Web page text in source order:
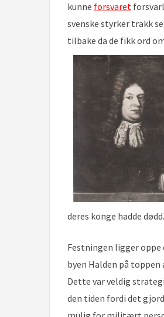
kunne forsvaret
svenske styrker trakk
tilbake da de fikk ord
deres konge hadde dødd.
Festningen ligger oppe
byen Halden på toppen
Dette var veldig
den tiden fordi det